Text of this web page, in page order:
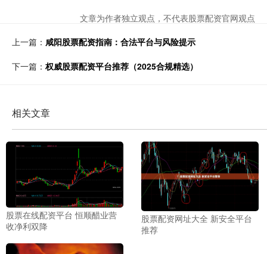
文章为作者独立观点，不代表股票配资官网观点
上一篇： 咸阳股票配资指南：合法平台与风险提示
下一篇： 权威股票配资平台推荐（2025合规精选）
相关文章
股票在线配资平台 恒顺醋业营
收净利双降
股票配资网址大全 新安全平台
推荐